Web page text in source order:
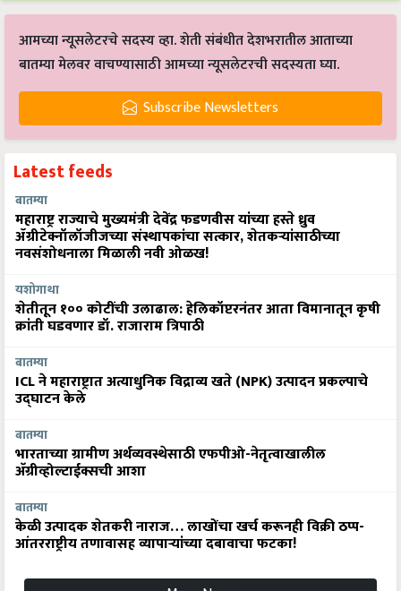
आमच्या न्यूसलेटरचे सदस्य व्हा. शेती संबंधीत देशभरातील आताच्या
बातम्या मेलवर वाचण्यासाठी आमच्या न्यूसलेटरची सदस्यता घ्या.
Subscribe Newsletters
Latest feeds
बातम्या
महाराष्ट्र राज्याचे मुख्यमंत्री देवेंद्र फडणवीस यांच्या हस्ते ध्रुव
ॲग्रीटेक्नॉलॉजीजच्या संस्थापकांचा सत्कार, शेतकऱ्यांसाठीच्या
नवसंशोधनाला मिळाली नवी ओळख!
यशोगाथा
शेतीतून १०० कोटींची उलाढाल: हेलिकॉप्टरनंतर आता विमानातून कृषी
क्रांती घडवणार डॉ. राजाराम त्रिपाठी
बातम्या
ICL ने महाराष्ट्रात अत्याधुनिक विद्राव्य खते (NPK) उत्पादन प्रकल्पाचे
उद्घाटन केले
बातम्या
भारताच्या ग्रामीण अर्थव्यवस्थेसाठी एफपीओ-नेतृत्वाखालील
अ‍ॅग्रीव्होल्टाईक्सची आशा
बातम्या
केळी उत्पादक शेतकरी नाराज… लाखोंचा खर्च करूनही विक्री ठप्प-
आंतरराष्ट्रीय तणावासह व्यापाऱ्यांच्या दबावाचा फटका!